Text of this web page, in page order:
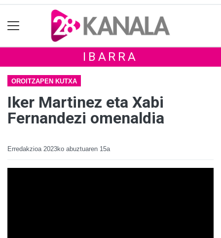
IBARRA
OROITZAPEN KUTXA
Iker Martinez eta Xabi
Fernandezi omenaldia
Erredakzioa 2023ko abuztuaren 15a